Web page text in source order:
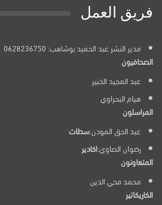
فريق العمل
مدير النشر عبد الحميد بوشاهب: 0628236750
الصحافيون
عبد المجيد الخبير
هيام البحراوي
المراسلون
عبد الحق المودن:سطات
رضوان الصاوي:اكادير
المتعاونون
محمد محي الدين
الكاريكاتير